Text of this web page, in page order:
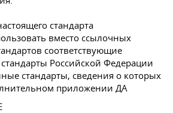
стандарта
вместо ссылочных
соответствующие
Российской Федерации
стандарты, сведения о которых
приложении ДА